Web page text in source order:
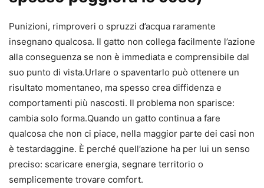
Punizioni, rimproveri o spruzzi d’acqua raramente
insegnano qualcosa. Il gatto non collega facilmente l’azione
alla conseguenza se non è immediata e comprensibile dal
suo punto di vista.Urlare o spaventarlo può ottenere un
risultato momentaneo, ma spesso crea diffidenza e
comportamenti più nascosti. Il problema non sparisce:
cambia solo forma.Quando un gatto continua a fare
qualcosa che non ci piace, nella maggior parte dei casi non
è testardaggine. È perché quell’azione ha per lui un senso
preciso: scaricare energia, segnare territorio o
semplicemente trovare comfort.